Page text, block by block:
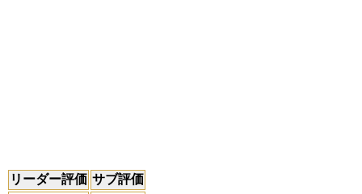
リーダー評価 サブ評価